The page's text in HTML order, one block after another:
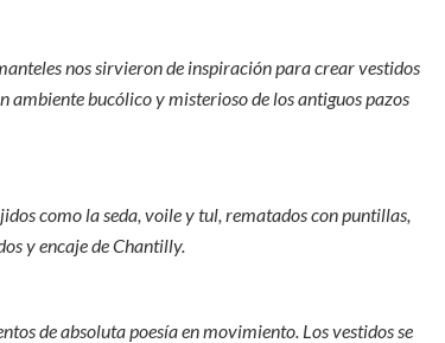
nos sirvieron de inspiración para crear vestidos
bucólico y misterioso de los antiguos pazos
como la seda, voile y tul, rematados con puntillas,
y encaje de Chantilly.
de absoluta poesía en movimiento. Los vestidos se